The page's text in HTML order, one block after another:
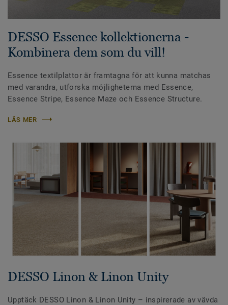
DESSO Essence kollektionerna -
Kombinera dem som du vill!
Essence textilplattor är framtagna för att kunna matchas
med varandra, utforska möjligheterna med Essence,
Essence Stripe, Essence Maze och Essence Structure.
LÄS MER
DESSO Linon & Linon Unity
Upptäck DESSO Linon & Linon Unity – inspirerade av vävda